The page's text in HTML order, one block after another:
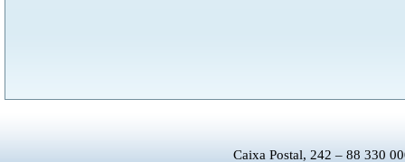
Caixa Postal, 242 – 88 330